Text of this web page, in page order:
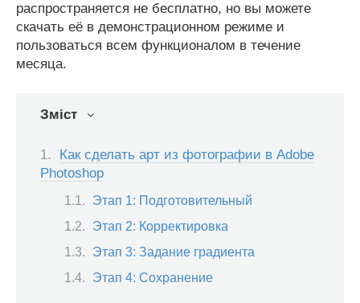
распространяется не бесплатно, но вы можете
скачать её в демонстрационном режиме и
пользоваться всем функционалом в течение
месяца.
Зміст
Как сделать арт из фотографии в Adobe
Photoshop
Этап 1: Подготовительный
Этап 2: Корректировка
Этап 3: Задание градиента
Этап 4: Сохранение